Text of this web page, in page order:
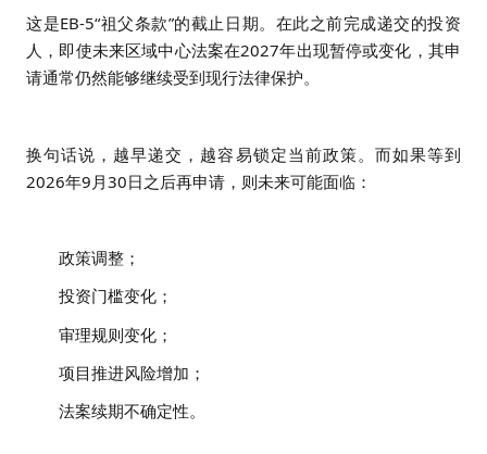
这是EB-5“祖父条款”的截止日期。 在此之前完成递交的投资
人，即使未来区域中心法案在2027年出现暂停或变化，其申
请通常仍然能够继续受到现行法律保护。
换句话说，越早递交，越容易锁定当前政策。 而如果等到
2026年9月30日之后再申请，则未来可能面临：
政策调整；
投资门槛变化；
审理规则变化；
项目推进风险增加；
法案续期不确定性。